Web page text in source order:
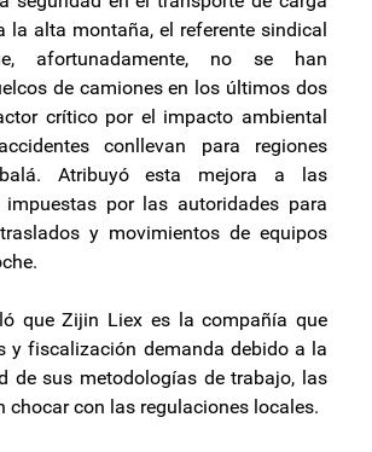
la alta montaña, el referente sindical
afortunadamente, no se han
de camiones en los últimos dos
crítico por el impacto ambiental
conllevan para regiones
Atribuyó esta mejora a las
impuestas por las autoridades para
y movimientos de equipos
que Zijin Liex es la compañía que
y fiscalización demanda debido a la
de sus metodologías de trabajo, las
chocar con las regulaciones locales.